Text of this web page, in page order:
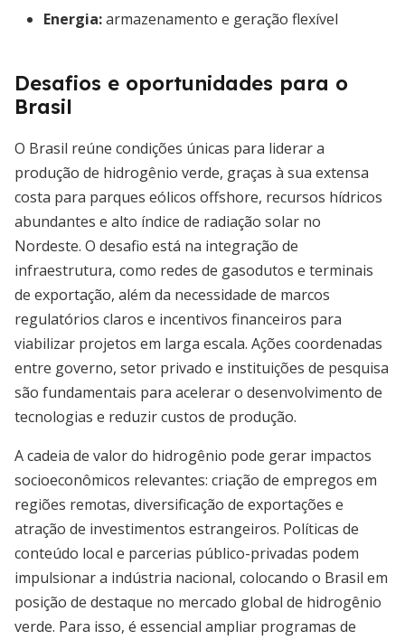
Energia:armazenamento e geração flexível
Desafios e oportunidades para o
Brasil
O Brasil reúne condições únicas para liderar a
produção de hidrogênio verde, graças à sua extensa
costa para parques eólicos offshore, recursos hídricos
abundantes e alto índice de radiação solar no
Nordeste. O desafio está na integração de
infraestrutura, como redes de gasodutos e terminais
de exportação, além da necessidade de marcos
regulatórios claros e incentivos financeiros para
viabilizar projetos em larga escala. Ações coordenadas
entre governo, setor privado e instituições de pesquisa
são fundamentais para acelerar o desenvolvimento de
tecnologias e reduzir custos de produção.
A cadeia de valor do hidrogênio pode gerar impactos
socioeconômicos relevantes: criação de empregos em
regiões remotas, diversificação de exportações e
atração de investimentos estrangeiros. Políticas de
conteúdo local e parcerias público-privadas podem
impulsionar a indústria nacional, colocando o Brasil em
posição de destaque no mercado global de hidrogênio
verde. Para isso, é essencial ampliar programas de